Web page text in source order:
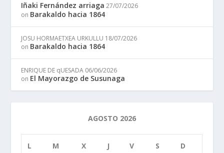
Iñaki Fernández arriaga 27/07/2026
on Barakaldo hacia 1864
JOSU HORMAETXEA URKULLU 18/07/2026
on Barakaldo hacia 1864
ENRIQUE DE qUESADA 06/06/2026
on El Mayorazgo de Susunaga
AGOSTO 2026
L M X J V S D